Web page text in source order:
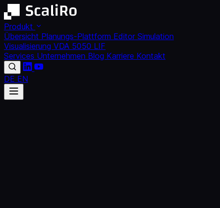
Produkt
Übersicht Planungs-Plattform Editor Simulation
Visualisierung VDA 5050 LIF
Services Unternehmen Blog Karriere Kontakt
DE EN